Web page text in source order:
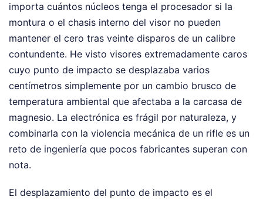
importa cuántos núcleos tenga el procesador si la
montura o el chasis interno del visor no pueden
mantener el cero tras veinte disparos de un calibre
contundente. He visto visores extremadamente caros
cuyo punto de impacto se desplazaba varios
centímetros simplemente por un cambio brusco de
temperatura ambiental que afectaba a la carcasa de
magnesio. La electrónica es frágil por naturaleza, y
combinarla con la violencia mecánica de un rifle es un
reto de ingeniería que pocos fabricantes superan con
nota.
El desplazamiento del punto de impacto es el